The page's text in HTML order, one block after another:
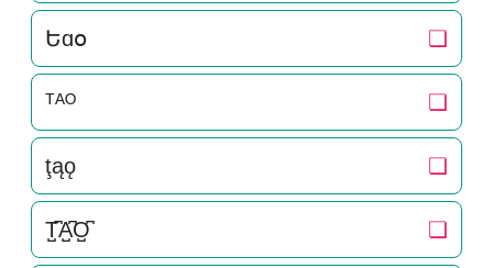
Եɑօ ❏
ᵀᴬᴼ ❏
ţąǫ ❏
T̺͆A̺͆O̺͆ ❏